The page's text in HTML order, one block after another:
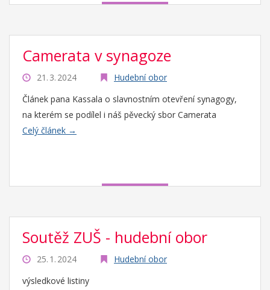
Camerata v synagoze
21. 3. 2024
Hudební obor
Článek pana Kassala o slavnostním otevření synagogy,
na kterém se podílel i náš pěvecký sbor Camerata
Celý článek →
Soutěž ZUŠ - hudební obor
25. 1. 2024
Hudební obor
výsledkové listiny